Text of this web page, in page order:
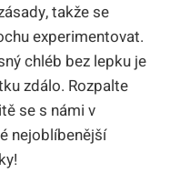
takže se
experimentovat.
chléb bez lepku je
zdálo. Rozpalte
se s námi v
nejoblíbenější